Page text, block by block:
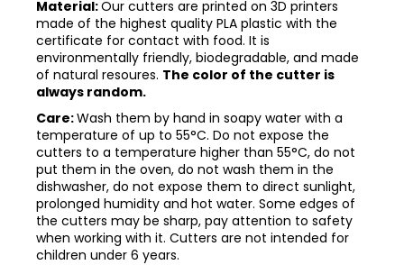
Material:Our cutters are printed on 3D printers
made of the highest quality PLA plastic with the
certificate for contact with food. It is
environmentally friendly, biodegradable, and made
of natural resoures. The color of the cutter is
always random.
Care:Wash them by hand in soapy water with a
temperature of up to 55°C. Do not expose the
cutters to a temperature higher than 55°C, do not
put them in the oven, do not wash them in the
dishwasher, do not expose them to direct sunlight,
prolonged humidity and hot water. Some edges of
the cutters may be sharp, pay attention to safety
when working with it. Cutters are not intended for
children under 6 years.